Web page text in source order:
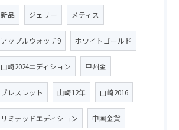
新品 ジェリー メティス
アップルウォッチ9 ホワイトゴールド
山崎2024エディション 甲州金
ブレスレット 山崎12年 山崎2016
リミテッドエディション 中国金貨